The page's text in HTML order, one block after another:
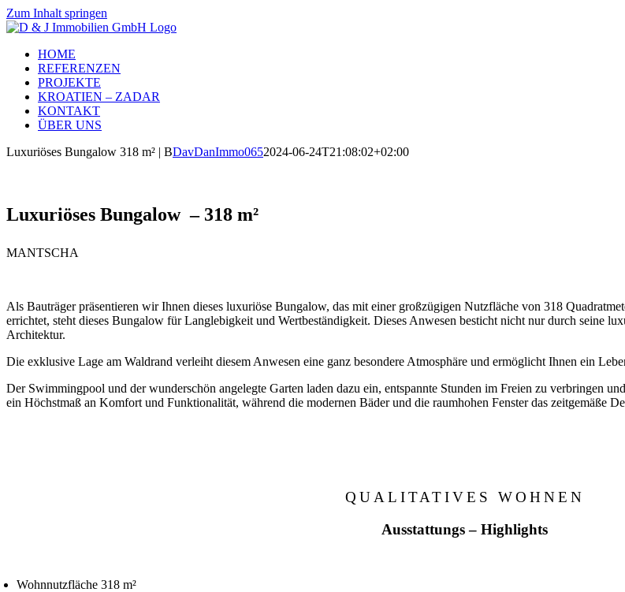
Zum Inhalt springen
HOME
REFERENZEN
PROJEKTE
KROATIEN – ZADAR
KONTAKT
ÜBER UNS
Luxuriöses Bungalow 318 m² | BDavDanImmo0652024-06-24T21:08:02+02:00
Luxuriöses Bungalow – 318 m²
MANTSCHA
Als Bauträger präsentieren wir Ihnen dieses luxuriöse Bungalow, das mit einer großzügigen Nutzfläche von 318
errichtet, steht dieses Bungalow für Langlebigkeit und Wertbeständigkeit. Dieses Anwesen besticht nicht nur durch seine
Architektur.
Die exklusive Lage am Waldrand verleiht diesem Anwesen eine ganz besondere Atmosphäre und ermöglicht Ihnen ein
Der Swimmingpool und der wunderschön angelegte Garten laden dazu ein, entspannte Stunden im Freien zu verbringen
ein Höchstmaß an Komfort und Funktionalität, während die modernen Bäder und die raumhohen Fenster das zeitgemäße
QUALITATIVES WOHNEN
Ausstattungs – Highlights
Wohnnutzfläche 318 m²